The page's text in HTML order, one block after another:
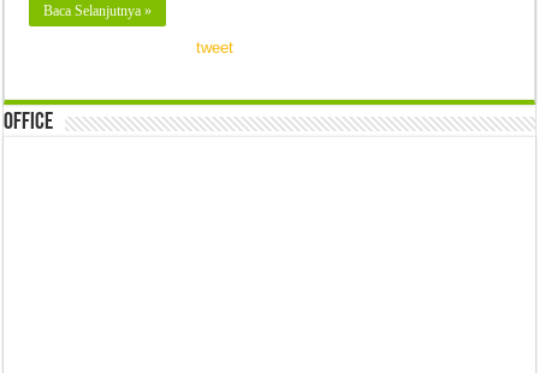
Baca Selanjutnya »
tweet
Office